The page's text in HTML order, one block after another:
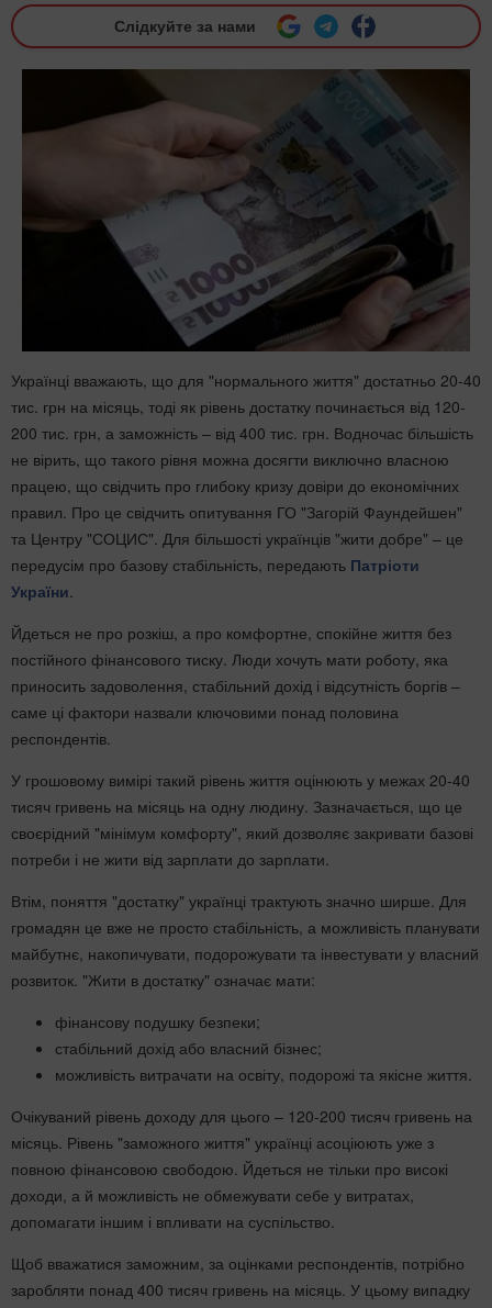
Слідкуйте за нами
Українці вважають, що для "нормального життя" достатньо 20-40
тис. грн на місяць, тоді як рівень достатку починається від 120-
200 тис. грн, а заможність – від 400 тис. грн. Водночас більшість
не вірить, що такого рівня можна досягти виключно власною
працею, що свідчить про глибоку кризу довіри до економічних
правил. Про це свідчить опитування ГО "Загорій Фаундейшен"
та Центру "СОЦИС". Для більшості українців "жити добре" – це
передусім про базову стабільність, передають Патріоти
України.
Йдеться не про розкіш, а про комфортне, спокійне життя без
постійного фінансового тиску. Люди хочуть мати роботу, яка
приносить задоволення, стабільний дохід і відсутність боргів –
саме ці фактори назвали ключовими понад половина
респондентів.
У грошовому вимірі такий рівень життя оцінюють у межах 20-40
тисяч гривень на місяць на одну людину. Зазначається, що це
своєрідний "мінімум комфорту", який дозволяє закривати базові
потреби і не жити від зарплати до зарплати.
Втім, поняття "достатку" українці трактують значно ширше. Для
громадян це вже не просто стабільність, а можливість планувати
майбутнє, накопичувати, подорожувати та інвестувати у власний
розвиток. "Жити в достатку" означає мати:
фінансову подушку безпеки;
стабільний дохід або власний бізнес;
можливість витрачати на освіту, подорожі та якісне життя.
Очікуваний рівень доходу для цього – 120-200 тисяч гривень на
місяць. Рівень "заможного життя" українці асоціюють уже з
повною фінансовою свободою. Йдеться не тільки про високі
доходи, а й можливість не обмежувати себе у витратах,
допомагати іншим і впливати на суспільство.
Щоб вважатися заможним, за оцінками респондентів, потрібно
заробляти понад 400 тисяч гривень на місяць. У цьому випадку